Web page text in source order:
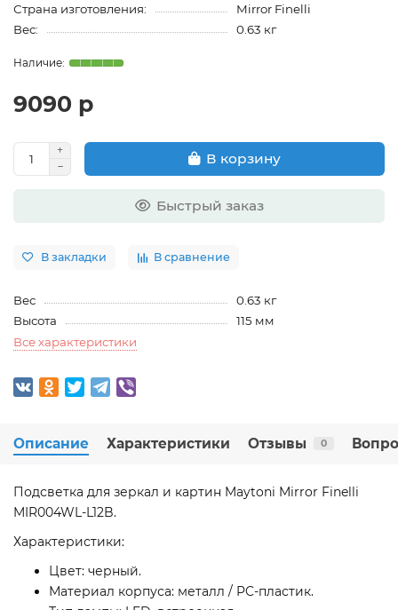
Страна изготовления:
Mirror Finelli
Вес:
0.63 кг
9090 р
В корзину
Быстрый заказ
В закладки В сравнение
Вес
0.63 кг
Высота
115 мм
Все характеристики
Описание Характеристики Отзывы 0
Подсветка для зеркал и картин Maytoni Mirror Finelli
MIR004WL-L12B.
Характеристики:
Цвет: черный.
Материал корпуса: металл / PC-пластик.